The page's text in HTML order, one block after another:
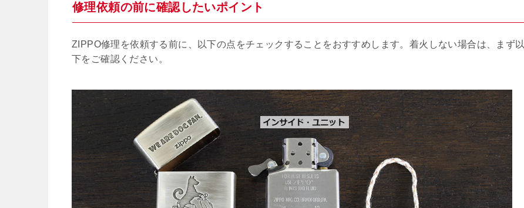
修理依頼の前に確認したいポイント
ZIPPO修理を依頼する前に、以下の点をチェックすることをおすすめします。着火しない場合は、まず以
下をご確認ください。